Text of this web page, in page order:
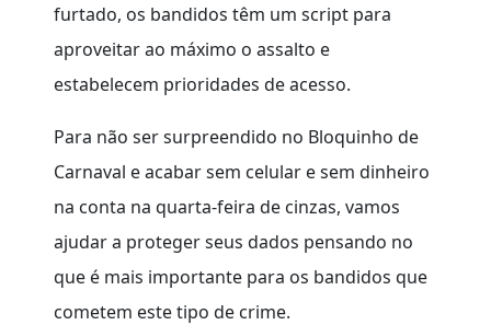
furtado, os bandidos têm um script para
aproveitar ao máximo o assalto e
estabelecem prioridades de acesso.
Para não ser surpreendido no Bloquinho de
Carnaval e acabar sem celular e sem dinheiro
na conta na quarta-feira de cinzas, vamos
ajudar a proteger seus dados pensando no
que é mais importante para os bandidos que
cometem este tipo de crime.